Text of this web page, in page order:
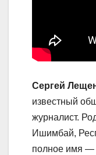
Сергей
известный
журналист.
Ишимбай,
полное имя —